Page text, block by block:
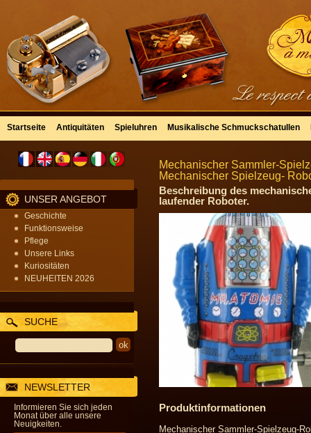
Startseite Antiquitäten Spieluhren Musikalische Schmuckschatullen
UNSER ANGEBOT
Geschichte
Funktionsweise
Pflege
Unsere Links
Kuriositäten
NEUHEITEN 2026
SUCHE
NEWSLETTER
Informieren Sie sich jeden
Monat über alle unsere
Neuigkeiten.
Mechanischer Sammler-
Mechanischer Spielzeug-
Beschreibung des
laufender Roboter.
Produktinformationen
Mechanischer Sammler-Spielzeug-